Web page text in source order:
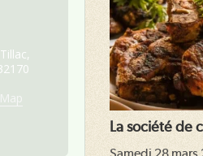
La société de